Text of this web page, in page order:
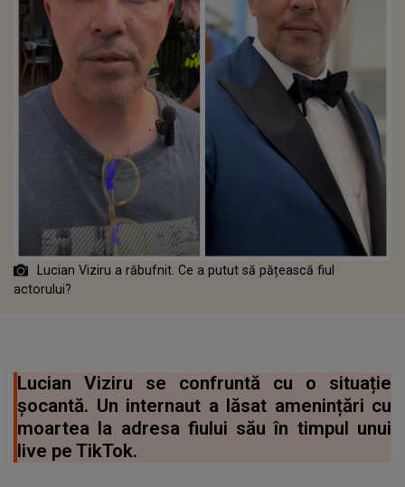
Lucian Viziru a răbufnit. Ce a putut să pățească fiul
actorului?
Lucian Viziru se confruntă cu o situație
șocantă. Un internaut a lăsat amenințări cu
moartea la adresa fiului său în timpul unui
live pe TikTok.